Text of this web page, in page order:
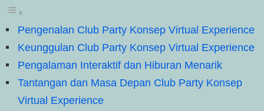
Pengenalan Club Party Konsep Virtual Experience
Keunggulan Club Party Konsep Virtual Experience
Pengalaman Interaktif dan Hiburan Menarik
Tantangan dan Masa Depan Club Party Konsep
Virtual Experience